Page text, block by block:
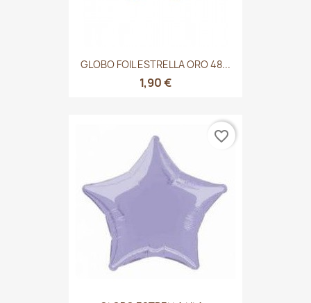
GLOBO FOIL ESTRELLA ORO 48...
1,90 €
favorite_border